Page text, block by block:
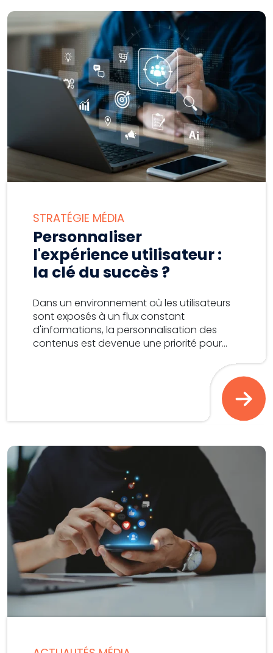
STRATÉGIE MÉDIA
Personnaliser
l'expérience utilisateur :
la clé du succès ?
Dans un environnement où les utilisateurs
sont exposés à un flux constant
d'informations, la personnalisation des
contenus est devenue une priorité pour...